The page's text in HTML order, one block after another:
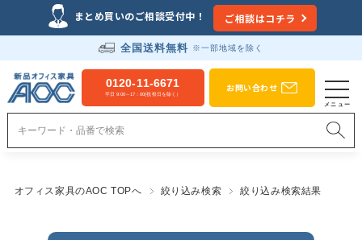
まとめ買いのご相談受付中！ ご相談はコチラ
全国送料無料 ※一部地域を除く
0120-11-6671
平日 9:00～17：00(祝祭日を除く）
お問い合わせ
オフィス家具のAOC TOPへ 絞り込み検索 絞り込み検索結果